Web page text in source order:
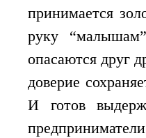
принимается
руку
опасаются друг
доверие
И готов